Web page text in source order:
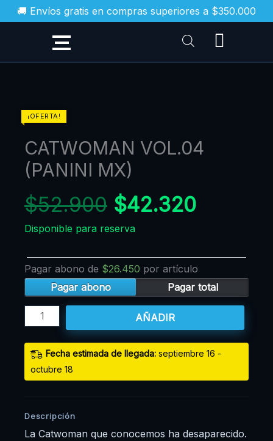
🚚 Envíos gratis en compras superiores a $350.000
al
¡OFERTA!
CATWOMAN VOL.04
(PANINI MX)
$52.900 $42.320
Disponible para reserva
Pagar abono de $26.450 por artículo
Pagar abono
Pagar total
CATWOMAN
VOL.04
(PANINI
MX)
cantidad
AÑADIR
Fecha estimada de llegada: septiembre 16 -
octubre 18
Descripción
La Catwoman que conocemos ha desaparecido.